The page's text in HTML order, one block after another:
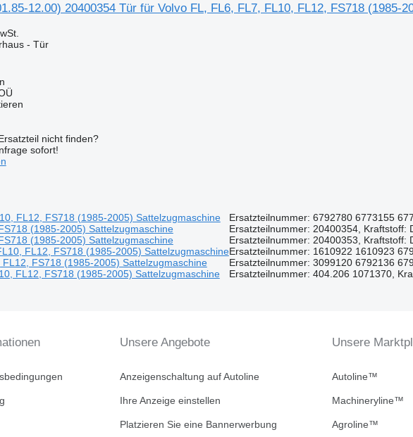
12.00) 20400354 Tür für Volvo FL, FL6, FL7, FL10, FL12, FS718 (1985-
- Tür
nicht finden?
sofort!
FL12, FS718 (1985-2005) Sattelzugmaschine Ersatzteilnummer: 6792780 6773155
(1985-2005) Sattelzugmaschine
Ersatzteilnummer: 20400354, Kraftstoff:
(1985-2005) Sattelzugmaschine
Ersatzteilnummer: 20400353, Kraftstoff:
FL12, FS718 (1985-2005) SattelzugmaschineErsatzteilnummer: 1610922 1610923
FS718 (1985-2005) Sattelzugmaschine
Ersatzteilnummer: 3099120 6792136
FL12, FS718 (1985-2005) Sattelzugmaschine
Ersatzteilnummer: 404.206 1071370,
Unsere Angebote
Anzeigenschaltung auf Autoline
Ihre Anzeige einstellen
Platzieren Sie eine Bannerwerbung
Unsere
Autoline™
Machineryline™
Agroline™